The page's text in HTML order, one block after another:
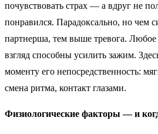
почувствовать страх — а вдруг не
понравился. Парадоксально, но чем
партнерша, тем выше тревога. Любое
взгляд способны усилить зажим.
моменту его непосредственность:
смена ритма, контакт глазами.
Физиологические факторы — и